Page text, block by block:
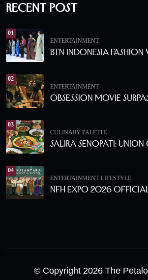
Recent Post
01
ENTERTAINMENT
BTN Indonesia Fashion
02
ENTERTAINMENT
Obsession Movie
03
CULINARY PALETTE
Salira Senopati: Union
04
ENTERTAINMENT LIFESTYLE
NFH Expo 2026
© Copyright 2026 The